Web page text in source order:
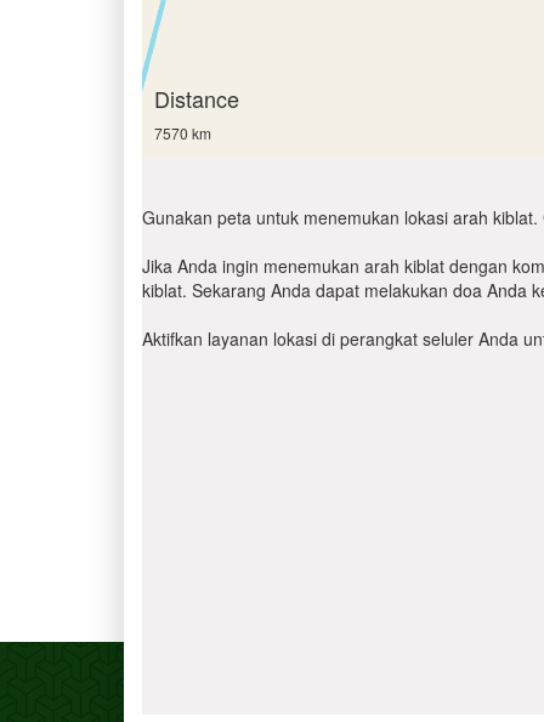
Distance
7570 km
Gunakan peta untuk menemukan lokasi arah
Jika Anda ingin menemukan arah kiblat dengan
kiblat. Sekarang Anda dapat melakukan doa Anda
Aktifkan layanan lokasi di perangkat seluler Anda